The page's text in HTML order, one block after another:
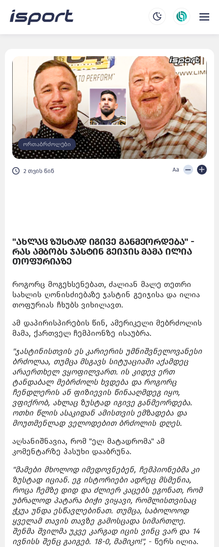
ორთაბრძოლები
2 თვის წინ Aa
"ახლაც ზუსტად იგივე განმეორდება" -
რას ამბობს ჯასტინ გეიჯის მამა ილია
თოფურიაზე
როგორც მოგეხსენებათ, ძალიან მალე თეთრი
სახლის ღონისძიებაზე ჯასტინ გეიჯისა და ილია
თოფურიას ჩხუბს ვიხილავთ.
ამ დაპირისპირების წინ, ამერიკელი მებრძოლის
მამა, ქართველ ჩემპიონზე ისაუბრა.
"ჯასტინისთვის ეს კარიერის უმნიშვნელოვანესი
ბრძოლაა, თუმცა მსგავს სიტუაციაში აქამდეც
არაერთხელ ვყოფილვართ. ის კიდევ ერთ
ტანდაბალ მებრძოლს ხვდება და როგორც
ჩენდლერის ან ფიზიევის წინააღმდეგ იყო,
ვფიქრობ, ახლაც ზუსტად იგივე განმეორდება.
ოთხი წლის ასაკიდან ამისთვის ემზადება და
მოუთმენლად ველოდებით ბრძოლის დღეს.
აღსანიშნავია, რომ "ელ მატადრომა" ამ
კომენტარზე პასუხი დააბრუნა.
"მამები მხოლოდ იმედოვნებენ, ჩემპიონებმა კი
ზუსტად იციან. ეგ ისტორიები ადრეც მსმენია,
როცა ჩემზე დიდ და ძლიერ კაცებს ეგონათ, რომ
უბრალოდ პატარა ბიჭი ვიყავი, რომლისთვისაც
ჭკუა უნდა ესწავლებინათ. თუმცა, საბოლოოდ
ყველამ თავის თავზე გამოსცადა სიმართლე.
შენმა შვილმა უკვე კარგად იცის ვინც ვარ და 14
ივნისს შენც გაიგებ. 18-0, მამიკო!", - წერს ილია.